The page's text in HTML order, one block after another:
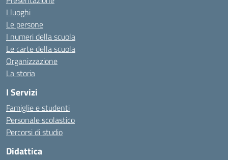
I luoghi
Le persone
I numeri della scuola
Le carte della scuola
Organizzazione
La storia
I Servizi
Famiglie e studenti
Personale scolastico
Percorsi di studio
Didattica